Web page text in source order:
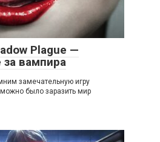
Plague —
вампира
замечательную игру
можно было заразить мир